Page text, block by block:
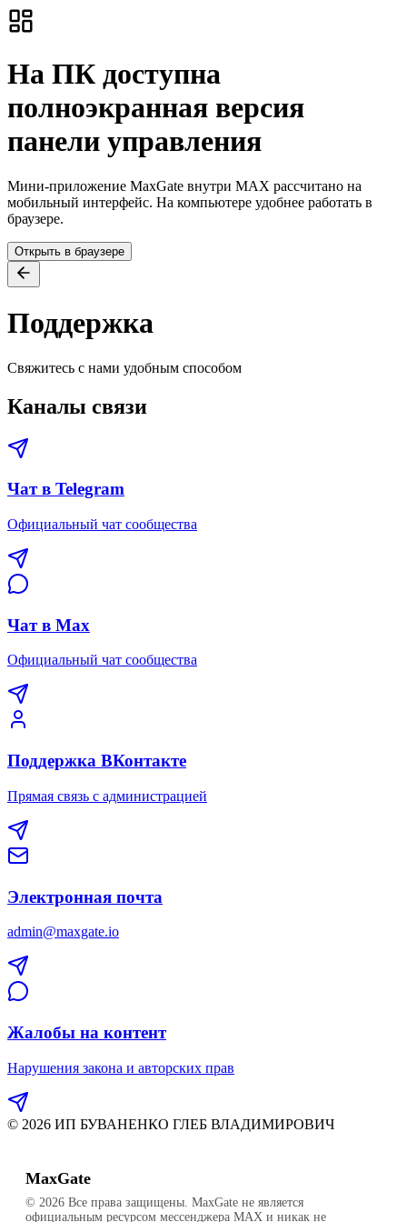
На ПК доступна
полноэкранная версия
панели управления
Мини-приложение MaxGate внутри MAX рассчитано на
мобильный интерфейс. На компьютере удобнее работать в
браузере.
Открыть в браузере
Поддержка
Свяжитесь с нами удобным способом
Каналы связи
Чат в Telegram
Официальный чат сообщества
Чат в Max
Официальный чат сообщества
Поддержка ВКонтакте
Прямая связь с администрацией
Электронная почта
admin@maxgate.io
Жалобы на контент
Нарушения закона и авторских прав
© 2026 ИП БУВАНЕНКО ГЛЕБ ВЛАДИМИРОВИЧ
MaxGate
© 2026 Все права защищены. MaxGate не является
официальным ресурсом мессенджера MAX и никак не